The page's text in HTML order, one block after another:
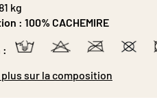
kg
: 100% CACHEMIRE
:
sur la composition